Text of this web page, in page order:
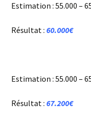
Estimation : 55.000 –
Résultat : 60.000€
Estimation : 55.000 –
Résultat : 67.200€